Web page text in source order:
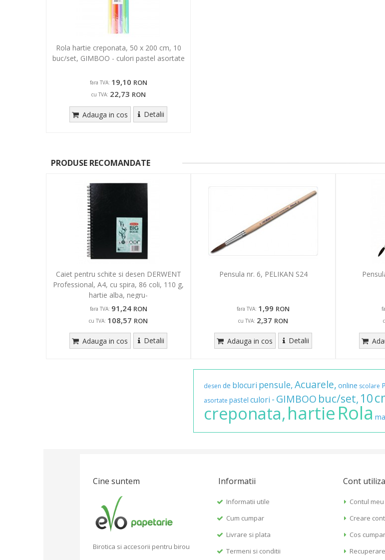
Rola hartie creponata, 50 x 200 cm, 10
buc/set, GIMBOO - culori pastel asortate
fara TVA: 19,10 RON
cu TVA: 22,73 RON
Adauga in cos Detalii
PRODUSE RECOMANDATE
Caiet pentru schite si desen DERWENT
Professional, A4, cu spira, 86 coli, 110 g,
hartie alba, negru-
fara TVA: 91,24 RON
cu TVA: 108,57 RON
Adauga in cos Detalii
Pensula nr. 6, PELIKAN S24
fara TVA: 1,99 RON
cu TVA: 2,37 RON
Adauga in cos Detalii
desen de blocuri pensule,Acuarele, online scolare
asortate pastel culori - GIMBOO buc/set, 10
creponata,hartieRola
Cine suntem
Birotica si accesorii pentru birou
Informatii
Informatii utile
Cum cumpar
Livrare si plata
Termeni si conditii
Cont
Contul meu
Creare cont
Cos